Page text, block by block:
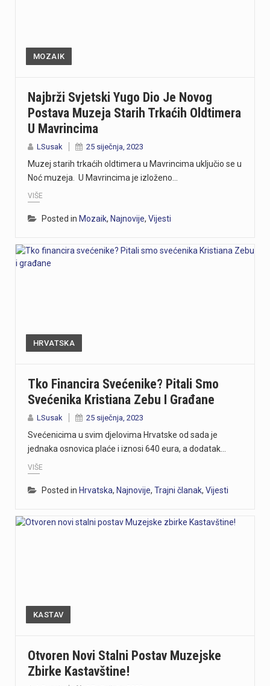
MOZAIK
Najbrži Svjetski Yugo Dio Je Novog
Postava Muzeja Starih Trkaćih Oldtimera
U Mavrincima
LSusak 25 siječnja, 2023
Muzej starih trkaćih oldtimera u Mavrincima uključio se u
Noć muzeja. U Mavrincima je izloženo…
VIŠE
Posted in Mozaik, Najnovije, Vijesti
HRVATSKA
Tko Financira Svećenike? Pitali Smo
Svećenika Kristiana Zebu I Građane
LSusak 25 siječnja, 2023
Svećenicima u svim djelovima Hrvatske od sada je
jednaka osnovica plaće i iznosi 640 eura, a dodatak…
VIŠE
Posted in Hrvatska, Najnovije, Trajni članak, Vijesti
KASTAV
Otvoren Novi Stalni Postav Muzejske
Zbirke Kastavštine!